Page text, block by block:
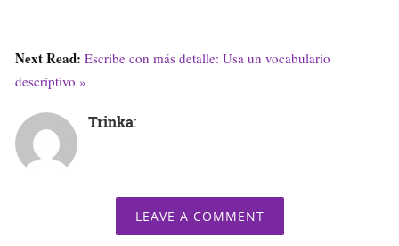
Next Read: Escribe con más detalle: Usa un vocabulario
descriptivo »
Trinka:
LEAVE A COMMENT